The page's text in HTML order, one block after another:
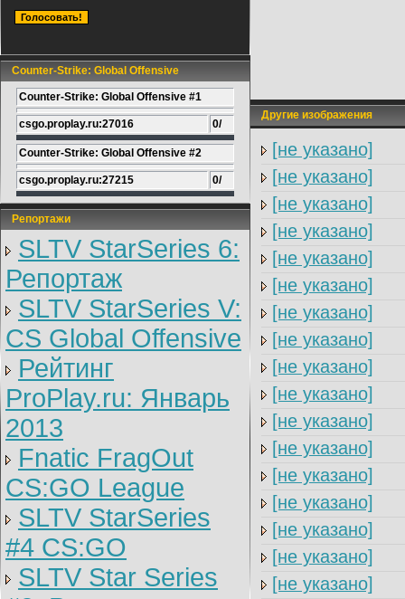
Counter-Strike: Global Offensive
Counter-Strike: Global Offensive #1
csgo.proplay.ru:27016 0/
Counter-Strike: Global Offensive #2
csgo.proplay.ru:27215 0/
Репортажи
SLTV StarSeries 6:
Репортаж
SLTV StarSeries V:
CS Global Offensive
Рейтинг
ProPlay.ru: Январь
2013
Fnatic FragOut
CS:GO League
SLTV StarSeries
#4 CS:GO
SLTV Star Series
Другие изображения
[не указано]
[не указано]
[не указано]
[не указано]
[не указано]
[не указано]
[не указано]
[не указано]
[не указано]
[не указано]
[не указано]
[не указано]
[не указано]
[не указано]
[не указано]
[не указано]
[не указано]